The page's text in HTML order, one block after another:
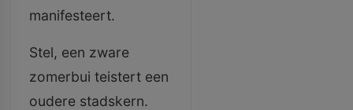
manifesteert.
Stel, een zware
zomerbui teistert een
oudere stadskern.